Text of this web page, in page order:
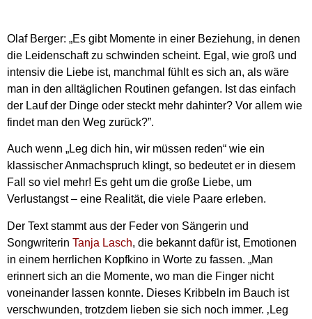
Olaf Berger: „Es gibt Momente in einer Beziehung, in denen
die Leidenschaft zu schwinden scheint. Egal, wie groß und
intensiv die Liebe ist, manchmal fühlt es sich an, als wäre
man in den alltäglichen Routinen gefangen. Ist das einfach
der Lauf der Dinge oder steckt mehr dahinter? Vor allem wie
findet man den Weg zurück?”.
Auch wenn „Leg dich hin, wir müssen reden“ wie ein
klassischer Anmachspruch klingt, so bedeutet er in diesem
Fall so viel mehr! Es geht um die große Liebe, um
Verlustangst – eine Realität, die viele Paare erleben.
Der Text stammt aus der Feder von Sängerin und
Songwriterin Tanja Lasch, die bekannt dafür ist, Emotionen
in einem herrlichen Kopfkino in Worte zu fassen. „Man
erinnert sich an die Momente, wo man die Finger nicht
voneinander lassen konnte. Dieses Kribbeln im Bauch ist
verschwunden, trotzdem lieben sie sich noch immer. ‚Leg